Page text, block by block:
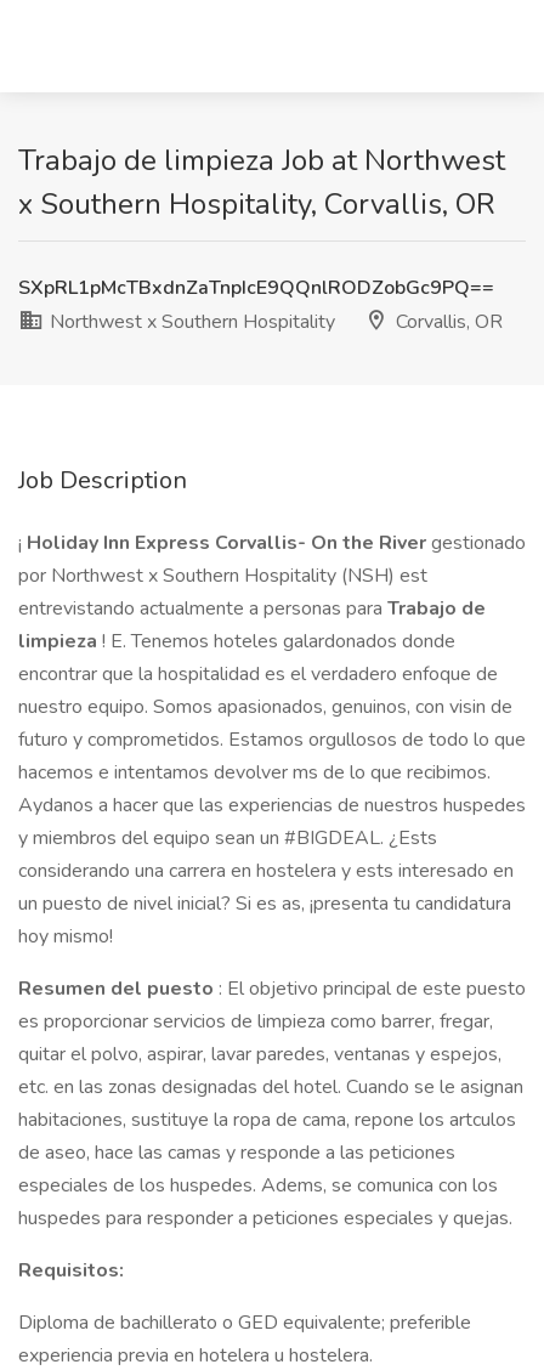
Trabajo de limpieza Job at Northwest
x Southern Hospitality, Corvallis, OR
SXpRL1pMcTBxdnZaTnpIcE9QQnlRODZobGc9PQ==
Northwest x Southern Hospitality
Corvallis, OR
Job Description
¡ Holiday Inn Express Corvallis- On the Rivergestionado
por Northwest x Southern Hospitality (NSH) est
entrevistando actualmente a personas para Trabajo de
limpieza ! E. Tenemos hoteles galardonados donde
encontrar que la hospitalidad es el verdadero enfoque de
nuestro equipo. Somos apasionados, genuinos, con visin de
futuro y comprometidos. Estamos orgullosos de todo lo que
hacemos e intentamos devolver ms de lo que recibimos.
Aydanos a hacer que las experiencias de nuestros huspedes
y miembros del equipo sean un #BIGDEAL. ¿Ests
considerando una carrera en hostelera y ests interesado en
un puesto de nivel inicial? Si es as, ¡presenta tu candidatura
hoy mismo!
Resumen del puesto : El objetivo principal de este puesto
es proporcionar servicios de limpieza como barrer, fregar,
quitar el polvo, aspirar, lavar paredes, ventanas y espejos,
etc. en las zonas designadas del hotel. Cuando se le asignan
habitaciones, sustituye la ropa de cama, repone los artculos
de aseo, hace las camas y responde a las peticiones
especiales de los huspedes. Adems, se comunica con los
huspedes para responder a peticiones especiales y quejas.
Requisitos:
Diploma de bachillerato o GED equivalente; preferible
experiencia previa en hotelera u hostelera.